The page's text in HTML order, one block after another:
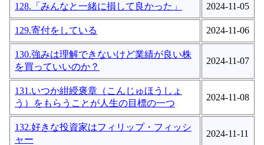
128.「みんなと一緒に損して良かった」 2024-11-05
129.寄付をしている 2024-11-06
130.強みは理解できないけど業績が良い株
を買っていいのか？
2024-11-07
131.いつか紺綬褒章（こんじゅほうしょ
う）をもらうことが人生の目標の一つ
2024-11-08
132.好きな投資家はフィリップ・フィッシ
ャー
2024-11-11